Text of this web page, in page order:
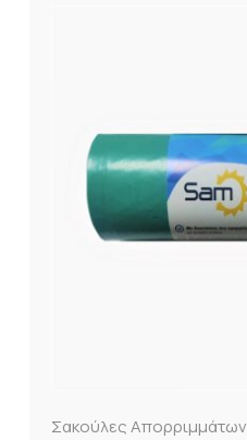
Σακούλες Απορριμμάτων